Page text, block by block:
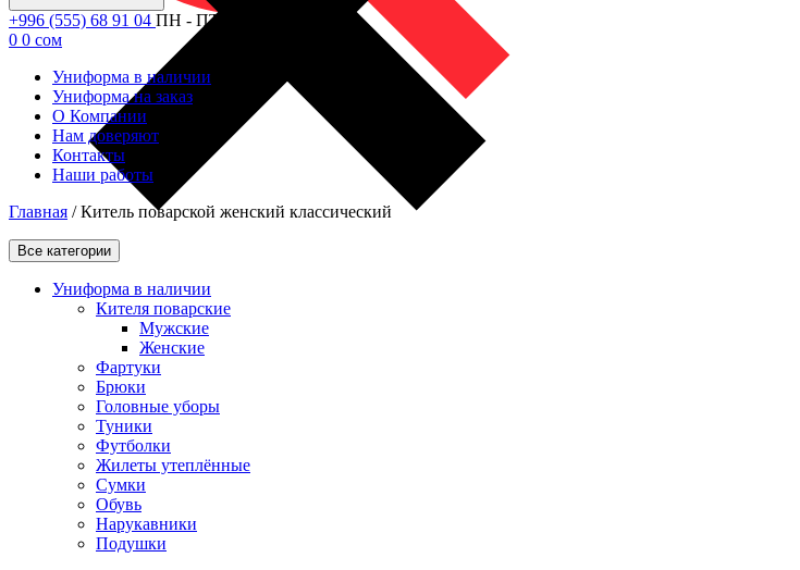
+996 (555) 68 91 04 ПН - ПТ: 09.00 - 18.00
0 0 сом
Униформа в наличии
Униформа на заказ
О Компании
Нам доверяют
Контакты
Наши работы
Главная /Китель поварской женский классический
Все категории
Униформа в наличии
Кителя поварские
Мужские
Женские
Фартуки
Брюки
Головные уборы
Туники
Футболки
Жилеты утеплённые
Сумки
Обувь
Нарукавники
Подушки